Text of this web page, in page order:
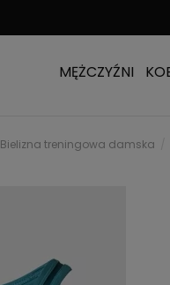
MĘŻCZYŹNI
Bielizna treningowa damska